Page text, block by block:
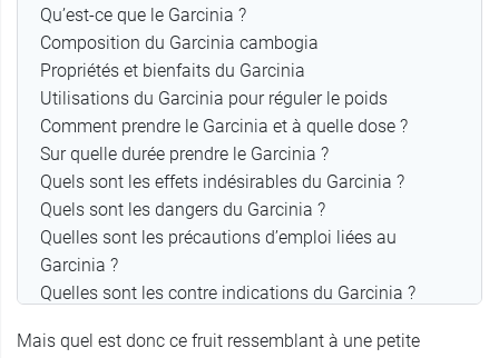
Qu’est-ce que le Garcinia ?
Composition du Garcinia cambogia
Propriétés et bienfaits du Garcinia
Utilisations du Garcinia pour réguler le poids
Comment prendre le Garcinia et à quelle dose ?
Sur quelle durée prendre le Garcinia ?
Quels sont les effets indésirables du Garcinia ?
Quels sont les dangers du Garcinia ?
Quelles sont les précautions d’emploi liées au
Garcinia ?
Quelles sont les contre indications du Garcinia ?
Mais quel est donc ce fruit ressemblant à une petite